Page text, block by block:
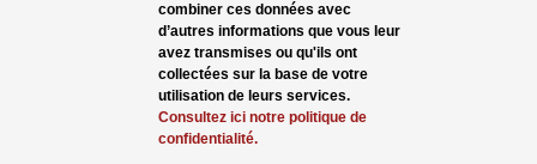
combiner ces données avec
d’autres informations que vous leur
avez transmises ou qu'ils ont
collectées sur la base de votre
utilisation de leurs services.
Consultez ici notre politique de
confidentialité.